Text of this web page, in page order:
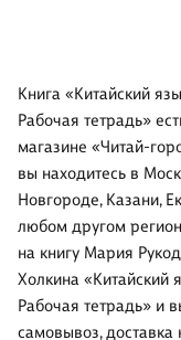
Книга «Китайский
Рабочая тетрадь»
магазине «Читай-
вы находитесь в
Новгороде, Казани,
любом другом
на книгу Мария
Холкина «Китайский
Рабочая тетрадь» и
самовывоз, доставка